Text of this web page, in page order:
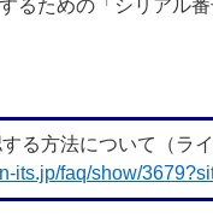
るための「シリアル
る方法について（ラ
its.jp/faq/show/